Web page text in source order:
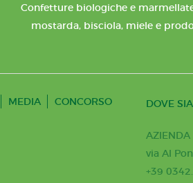
Confetture biologiche e
mostarda, bisciola, miele e
MEDIA CONCORSO DOVE
AZIENDA
via Al
+39